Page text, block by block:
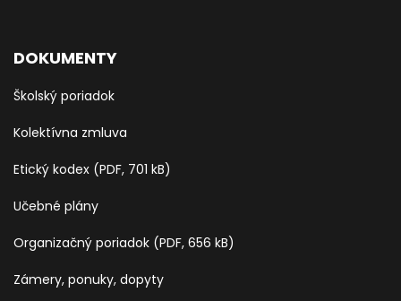
DOKUMENTY
Školský poriadok
Kolektívna zmluva
Etický kodex (PDF, 701 kB)
Učebné plány
Organizačný poriadok (PDF, 656 kB)
Zámery, ponuky, dopyty